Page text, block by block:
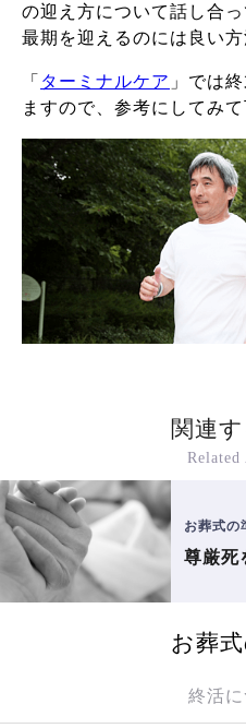
の迎え方について話し合
最期を迎えるのには良い方
「 ターミナルケア 」では
ますので、参考にしてみて
関連
お葬式の
尊厳死
お葬
終活